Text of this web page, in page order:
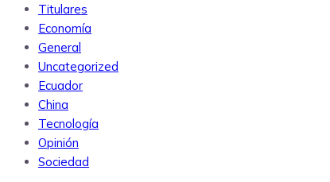
Titulares
Economía
General
Uncategorized
Ecuador
China
Tecnología
Opinión
Sociedad